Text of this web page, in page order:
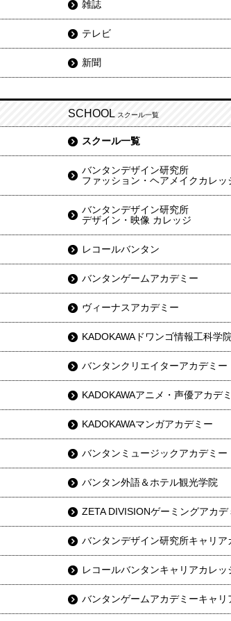
雑誌
テレビ
新聞
SCHOOL スクール一覧
スクール一覧
バンタンデザイン研究所
ファッション・ヘアメイクカレッ
バンタンデザイン研究所
デザイン・映像 カレッジ
レコールバンタン
バンタンゲームアカデミー
ヴィーナスアカデミー
KADOKAWAドワンゴ情報工科学院
バンタンクリエイターアカデミー
KADOKAWAアニメ・声優アカデ
KADOKAWAマンガアカデミー
バンタンミュージックアカデミー
バンタン外語＆ホテル観光学院
ZETA DIVISIONゲーミングアカデ
バンタンデザイン研究所キャリア
レコールバンタンキャリアカレッ
バンタンゲームアカデミーキャリ